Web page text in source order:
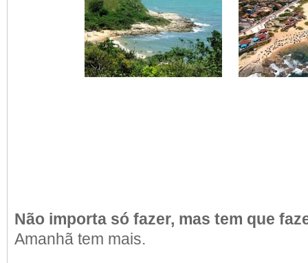
Não importa só fazer, mas tem que
Amanhã tem mais.